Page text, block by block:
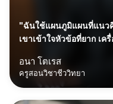
"ฉันใช้แผนภูมิแผนที่แนว
เขาเข้าใจหัวข้อที่ยาก เค
อนา โตเรส
ครูสอนวิชาชีววิทยา